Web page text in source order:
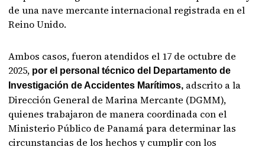
de una nave mercante internacional registrada en el
Reino Unido.
Ambos casos, fueron atendidos el 17 de octubre de
2025, por el personal técnico del Departamento de
Investigación de Accidentes Marítimos, adscrito a la
Dirección General de Marina Mercante (DGMM),
quienes trabajaron de manera coordinada con el
Ministerio Público de Panamá para determinar las
circunstancias de los hechos y cumplir con los